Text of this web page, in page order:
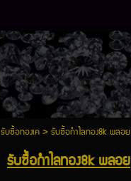
รับซื้อทองเค> รับซื้อกำไลทอง8k พลอย
รับซื้อกำไลทอง8k พลอย